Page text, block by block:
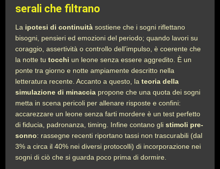
serali che filtrano
La ipotesi di continuità sostiene che i sogni riflettano
bisogni, pensieri ed emozioni del periodo; quando lavori su
coraggio, assertività o controllo dell’impulso, è coerente che
la notte tutocchi un leone senza essere aggredito. È un
ponte tra giorno e notte ampiamente descritto nella
letteratura recente. Accanto a questo, lateoria della
simulazione di minaccia propone che una quota dei sogni
metta in scena pericoli per allenare risposte e confini:
accarezzare un leone senza farti mordere è un test perfetto
di fiducia, padronanza, timing. Infine contano glistimoli pre-
sonno: rassegne recenti riportano tassi non trascurabili (dal
3% a circa il 40% nei diversi protocolli) di incorporazione nei
sogni di ciò che si guarda poco prima di dormire.